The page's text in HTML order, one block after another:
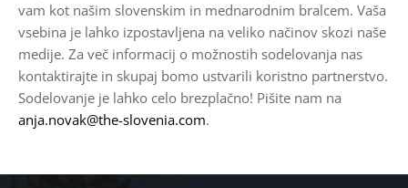
vam kot našim slovenskim in mednarodnim bralcem. Vaša
vsebina je lahko izpostavljena na veliko načinov skozi naše
medije. Za več informacij o možnostih sodelovanja nas
kontaktirajte in skupaj bomo ustvarili koristno partnerstvo.
Sodelovanje je lahko celo brezplačno! Pišite nam na
anja.novak@the-slovenia.com.